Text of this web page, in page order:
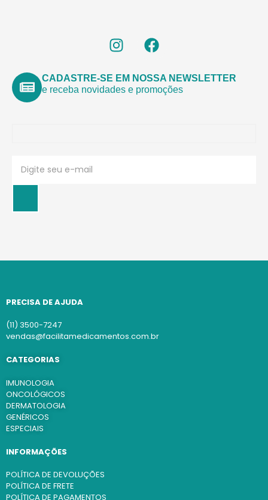
CADASTRE-SE EM NOSSA NEWSLETTER
e receba novidades e promoções
PRECISA DE AJUDA
(11) 3500-7247
vendas@facilitamedicamentos.com.br
CATEGORIAS
IMUNOLOGIA
ONCOLÓGICOS
DERMATOLOGIA
GENÉRICOS
ESPECIAIS
INFORMAÇÕES
POLÍTICA DE DEVOLUÇÕES
POLÍTICA DE FRETE
POLÍTICA DE PAGAMENTOS